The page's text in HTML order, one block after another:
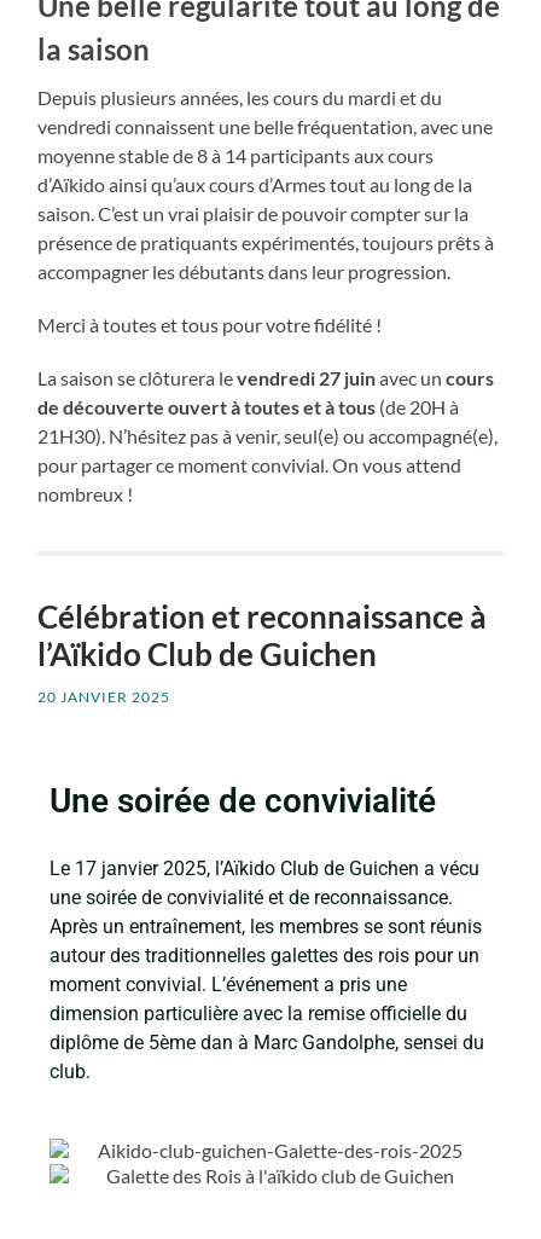
la saison
Depuis plusieurs années, les cours du mardi et du
vendredi connaissent une belle fréquentation, avec une
moyenne stable de 8 à 14 participants aux cours
d’Aïkido ainsi qu’aux cours d’Armes tout au long de la
saison. C’est un vrai plaisir de pouvoir compter sur la
présence de pratiquants expérimentés, toujours prêts à
accompagner les débutants dans leur progression.
Merci à toutes et tous pour votre fidélité !
La saison se clôturera levendredi 27 juinavec uncours
de découverte ouvert à toutes et à tous (de 20H à
21H30). N’hésitez pas à venir, seul(e) ou accompagné(e),
pour partager ce moment convivial. On vous attend
nombreux !
Célébration et reconnaissance à
l’Aïkido Club de Guichen
20 JANVIER 2025
Une soirée de convivialité
Le 17 janvier 2025, l’Aïkido Club de Guichen a vécu
une soirée de convivialité et de reconnaissance.
Après un entraînement, les membres se sont réunis
autour des traditionne lles galettes des rois pour un
moment convivial. L’événement a pris une
dimension particulière avec la remise officielle du
diplôme de 5ème dan à Marc Gandolphe, sensei du
club.